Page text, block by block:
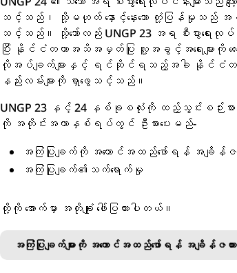
သင့်သည်၊ သို့မဟုတ် နှောင့်နှေးသော တုံ့ပြန်မှုသည် အခွင့်
သင့်သည်။ သို့သော်လည်း UNGP 23 အရ စီးပွားရေးလု
ပြီး နိုင်ငံတကာအသိအမှတ်ပြု လူ့အခွင့်အရေးများကို
လိုအပ်ချက်များနှင့် ရင်ဆိုင်ရသည့်အခါ နိုင်ငံတကာ
နည်းလမ်းများကို ရှာဖွေသင့်သည်။
UNGP 23 နှင့် 24 နှစ်ခုစလုံးကို ထည့်သွင်းစဉ်းစာ
ကို အတိုင်းအတာနှစ်ရပ်တွင် ဦးစားပေးမည်-
အကြံပြုချက်ကို အကောင်အထည်ဖော်ရန် အချိန်ဇယ
အကြံပြုချက်၏သက်ရောက်မှု
တို့ကို အောက်မှာ အတိုချုံး ဖေါ်ပြထားပါတယ်။
အကြံပြုချက်များကို အကောင်အထည်ဖော်ရန် အချိန်ဇယား